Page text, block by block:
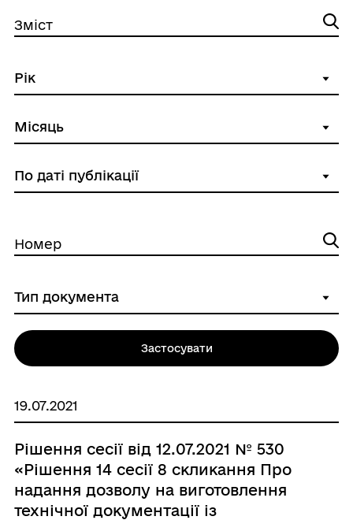
19.07.2021
Рішення сесії від 12.07.2021 № 530
«Рішення 14 сесії 8 скликання Про
надання дозволу на виготовлення
технічної документації із
Зміст
Номер
Застосувати